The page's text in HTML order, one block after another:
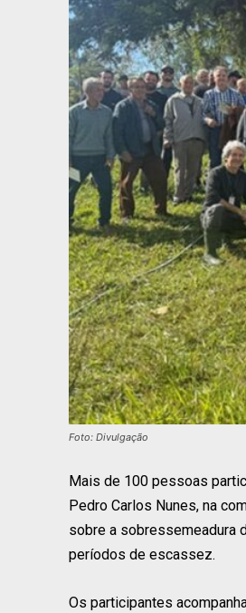
Foto: Divulgação
Mais de 100 pessoas
Pedro Carlos Nunes, na
sobre a sobressemeadura
períodos de escassez.
Os participantes